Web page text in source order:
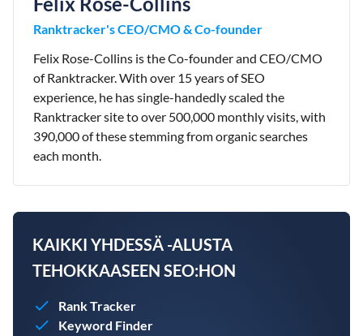
Ranktracker's CEO/CMO & Co-founder
Felix Rose-Collins is the Co-founder and CEO/CMO
of Ranktracker. With over 15 years of SEO
experience, he has single-handedly scaled the
Ranktracker site to over 500,000 monthly visits, with
390,000 of these stemming from organic searches
each month.
KAIKKI YHDESSÄ -ALUSTA
TEHOKKAASEEN SEO:HON
Rank Tracker
Keyword Finder